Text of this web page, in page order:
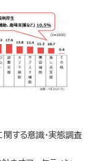
する意識・実態調査